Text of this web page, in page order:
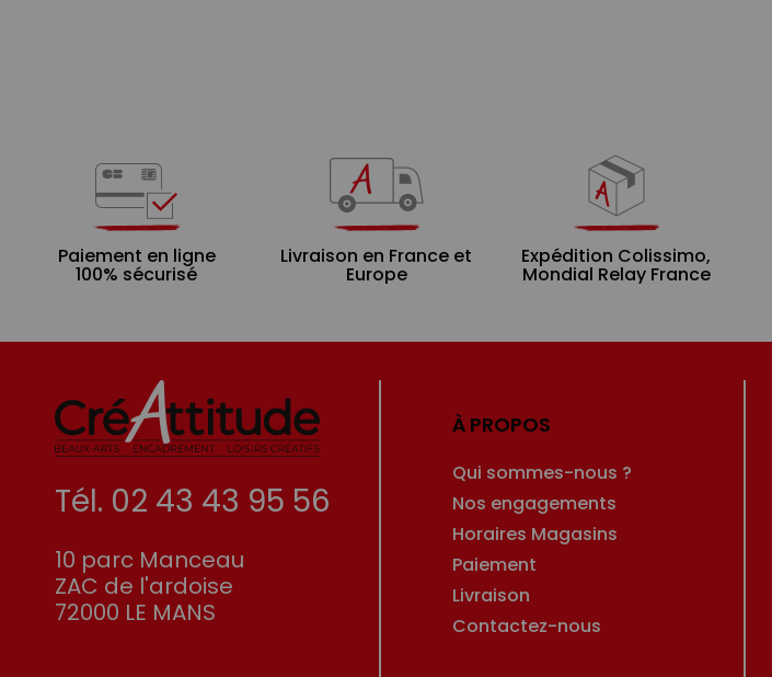
Paiement en ligne
100% sécurisé
Livraison en France et
Europe
Expédition Colissimo,
Mondial Relay France
Tél. 02 43 43 95 56
10 parc Manceau
ZAC de l'ardoise
72000 LE MANS
À PROPOS
Qui sommes-nous ?
Nos engagements
Horaires Magasins
Paiement
Livraison
Contactez-nous